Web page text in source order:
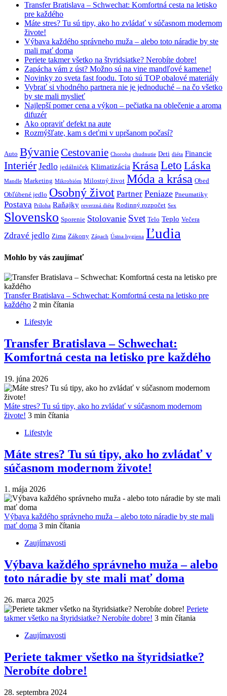
Transfer Bratislava – Schwechat: Komfortná cesta na letisko
pre každého
Máte stres? Tu sú tipy, ako ho zvládať v súčasnom modernom
živote!
Výbava každého správneho muža – alebo toto náradie by ste
mali mať doma
Periete takmer všetko na štyridsiatke? Nerobíte dobre!
Zapácha vám z úst? Možno sú na vine mandľové kamene!
Novinky zo sveta fast foodu. Toto sú TOP obalové materiály
Vybrať si vhodného partnera nie je jednoduché – na čo všetko
by ste mali myslieť
Najlepší pomer cena a výkon – pečiatka na oblečenie a aroma
difuzér
Ako opraviť defekt na aute
Rozmýšľate, kam s deťmi v upršanom počasí?
Auto BývanieCestovanie Choroba chudnutie Deti diéta Financie
Interiér Jedlo jedálniček Klimatizácia KrásaLeto Láska
Mandle Marketing Mikrobióm Milostný život Móda a krása Obed
Obľúbené jedlo Osobný život Partner Peniaze Pneumatiky
Postava Príloha Raňajky reverzná diéta Rodinný rozpočet Sex
Slovensko Sporenie Stolovanie Svet Telo Teplo Večera
Zdravé jedlo Zima Zákony Zápach Ústna hygiena Ľudia
Mohlo by vás zaujímať
Transfer Bratislava – Schwechat: Komfortná cesta na letisko pre
každého 2 min čítania
Lifestyle
Transfer Bratislava – Schwechat:
Komfortná cesta na letisko pre každého
19. júna 2026
Máte stres? Tu sú tipy, ako ho zvládať v súčasnom modernom
živote! 3 min čítania
Lifestyle
Máte stres? Tu sú tipy, ako ho zvládať v
súčasnom modernom živote!
1. mája 2026
Výbava každého správneho muža – alebo toto náradie by ste mali
mať doma 3 min čítania
Zaujímavosti
Výbava každého správneho muža – alebo
toto náradie by ste mali mať doma
26. marca 2025
Periete
takmer všetko na štyridsiatke? Nerobíte dobre! 3 min čítania
Zaujímavosti
Periete takmer všetko na štyridsiatke?
Nerobíte dobre!
28. septembra 2024